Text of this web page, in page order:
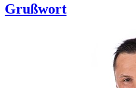
Grußwort